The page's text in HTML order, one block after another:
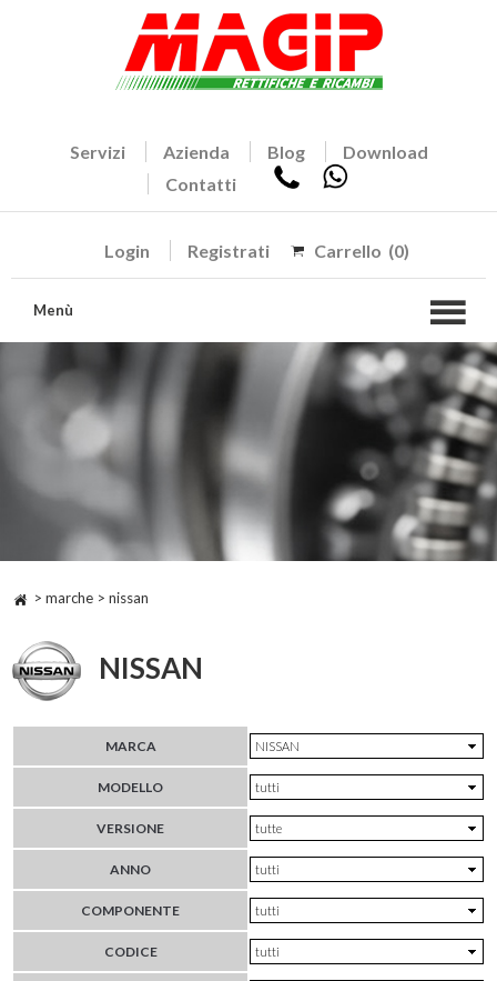
Servizi Azienda Blog
Download
Contatti
Login Registrati Carrello (0)
Menù
> marche > nissan
NISSAN
MARCA
MODELLO
VERSIONE
ANNO
COMPONENTE
CODICE